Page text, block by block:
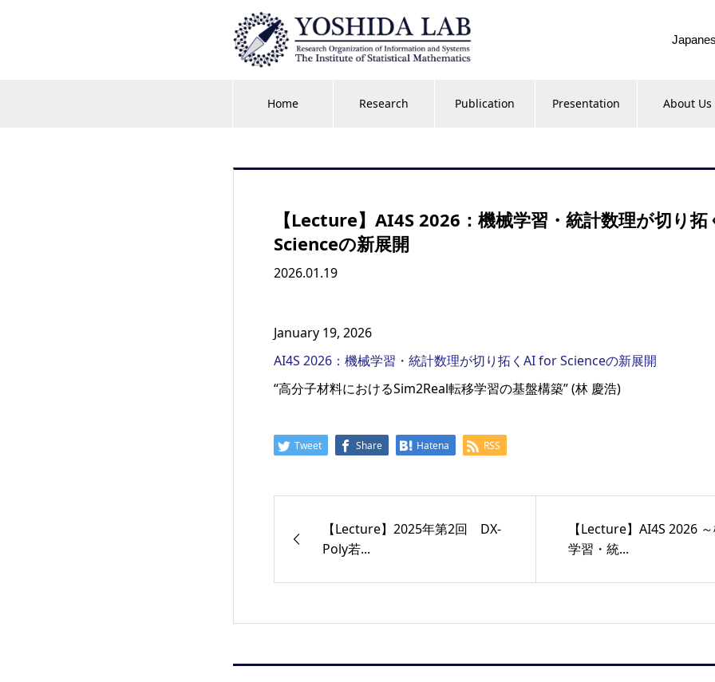
Home Research Publication Presentation About Us
【Lecture】AI4S 2026：機械学習・統計数理が切り
Scienceの新展開
2026.01.19
January 19, 2026
AI4S 2026：機械学習・統計数理が切り拓くAI for Scienceの新展開
“高分子材料におけるSim2Real転移学習の基盤構築” (林 慶浩)
Tweet Share Hatena RSS
【Lecture】2025年第2回 DX-
Poly若...
【Lecture】AI4S 2026
学習・統...